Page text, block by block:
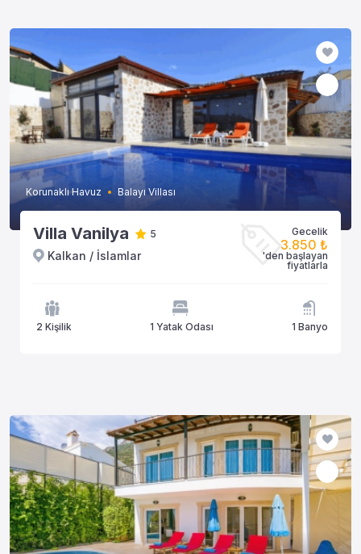
Korunaklı Havuz Balayı Villası
Villa Vanilya 5
Kalkan / İslamlar
Gecelik
3.850 ₺
'den başlayan
fiyatlarla
2 Kişilik 1 Yatak Odası 1 Banyo